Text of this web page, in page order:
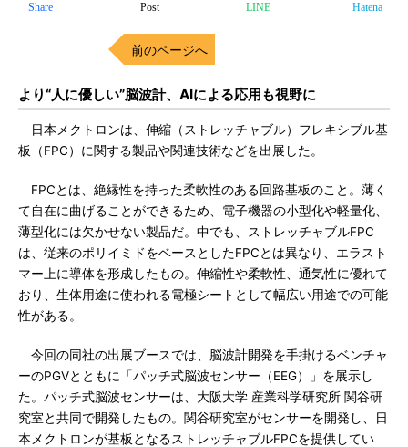
Share Post LINE Hatena
前のページへ
より“人に優しい”脳波計、AIによる応用も視野に
日本メクトロンは、伸縮（ストレッチャブル）フレキシブル基
板（FPC）に関する製品や関連技術などを出展した。
FPCとは、絶縁性を持った柔軟性のある回路基板のこと。薄く
て自在に曲げることができるため、電子機器の小型化や軽量化、
薄型化には欠かせない製品だ。中でも、ストレッチャブルFPC
は、従来のポリイミドをベースとしたFPCとは異なり、エラスト
マー上に導体を形成したもの。伸縮性や柔軟性、通気性に優れて
おり、生体用途に使われる電極シートとして幅広い用途での可能
性がある。
今回の同社の出展ブースでは、脳波計開発を手掛けるベンチャ
ーのPGVとともに「パッチ式脳波センサー（EEG）」を展示し
た。パッチ式脳波センサーは、大阪大学 産業科学研究所 関谷研
究室と共同で開発したもの。関谷研究室がセンサーを開発し、日
本メクトロンが基板となるストレッチャブルFPCを提供してい